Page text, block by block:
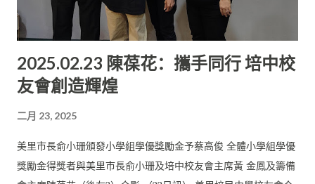
2025.02.23 陳葆花：攜手同行 培中校
友會創造輝煌
二月 23, 2025
美里市長俞小珊頒發小學組學優獎勵金予蔡高俊 全體小學組學優
獎勵金得獎者與美里市長俞小珊及培中校友會主席黃 金鳳及籌備